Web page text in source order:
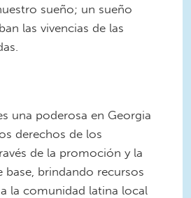
sueño; un sueño
las vivencias de las
⠀
una poderosa en Georgia
derechos de los
de la promoción y la
base, brindando recursos
la comunidad latina local